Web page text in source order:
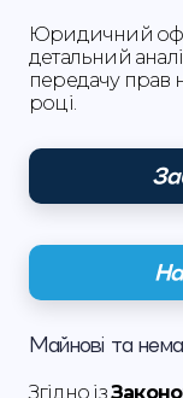
Юридичний
детальний
передачу прав
році.
Майнові та
Згідно із